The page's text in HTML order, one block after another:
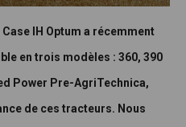
IH Optum a récemment
en trois modèles : 360, 390
Power Pre-AgriTechnica,
de ces tracteurs. Nous